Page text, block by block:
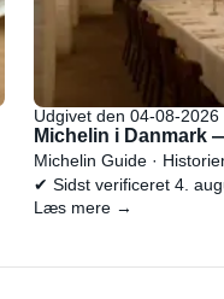
Udgivet den 04-08-2026
Michelin i Danmark
Michelin Guide ·
✔ Sidst verificeret 4.
Læs mere →